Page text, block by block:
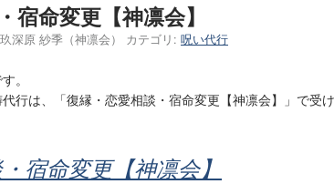
宿命変更【神凛会】
深原 紗季（神凛会） カテゴリ: 呪い代行
。
行は、「復縁・恋愛相談・宿命変更【神凛会】」で受
宿命変更【神凛会】